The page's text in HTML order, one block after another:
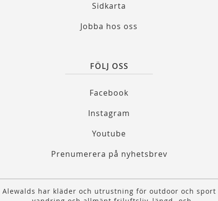
Sidkarta
Jobba hos oss
FÖLJ OSS
Facebook
Instagram
Youtube
Prenumerera på nyhetsbrev
Alewalds har kläder och utrustning för outdoor och sport